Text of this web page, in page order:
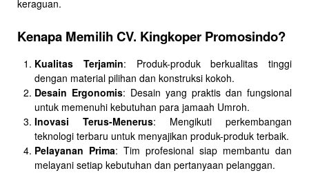
keraguan.
Kenapa Memilih CV. Kingkoper Promosindo?
Kualitas Terjamin: Produk-produk berkualitas tinggi
dengan material pilihan dan konstruksi kokoh.
Desain Ergonomis: Desain yang praktis dan fungsional
untuk memenuhi kebutuhan para jamaah Umroh.
Inovasi Terus-Menerus: Mengikuti perkembangan
teknologi terbaru untuk menyajikan produk-produk terbaik.
Pelayanan Prima: Tim profesional siap membantu dan
melayani setiap kebutuhan dan pertanyaan pelanggan.